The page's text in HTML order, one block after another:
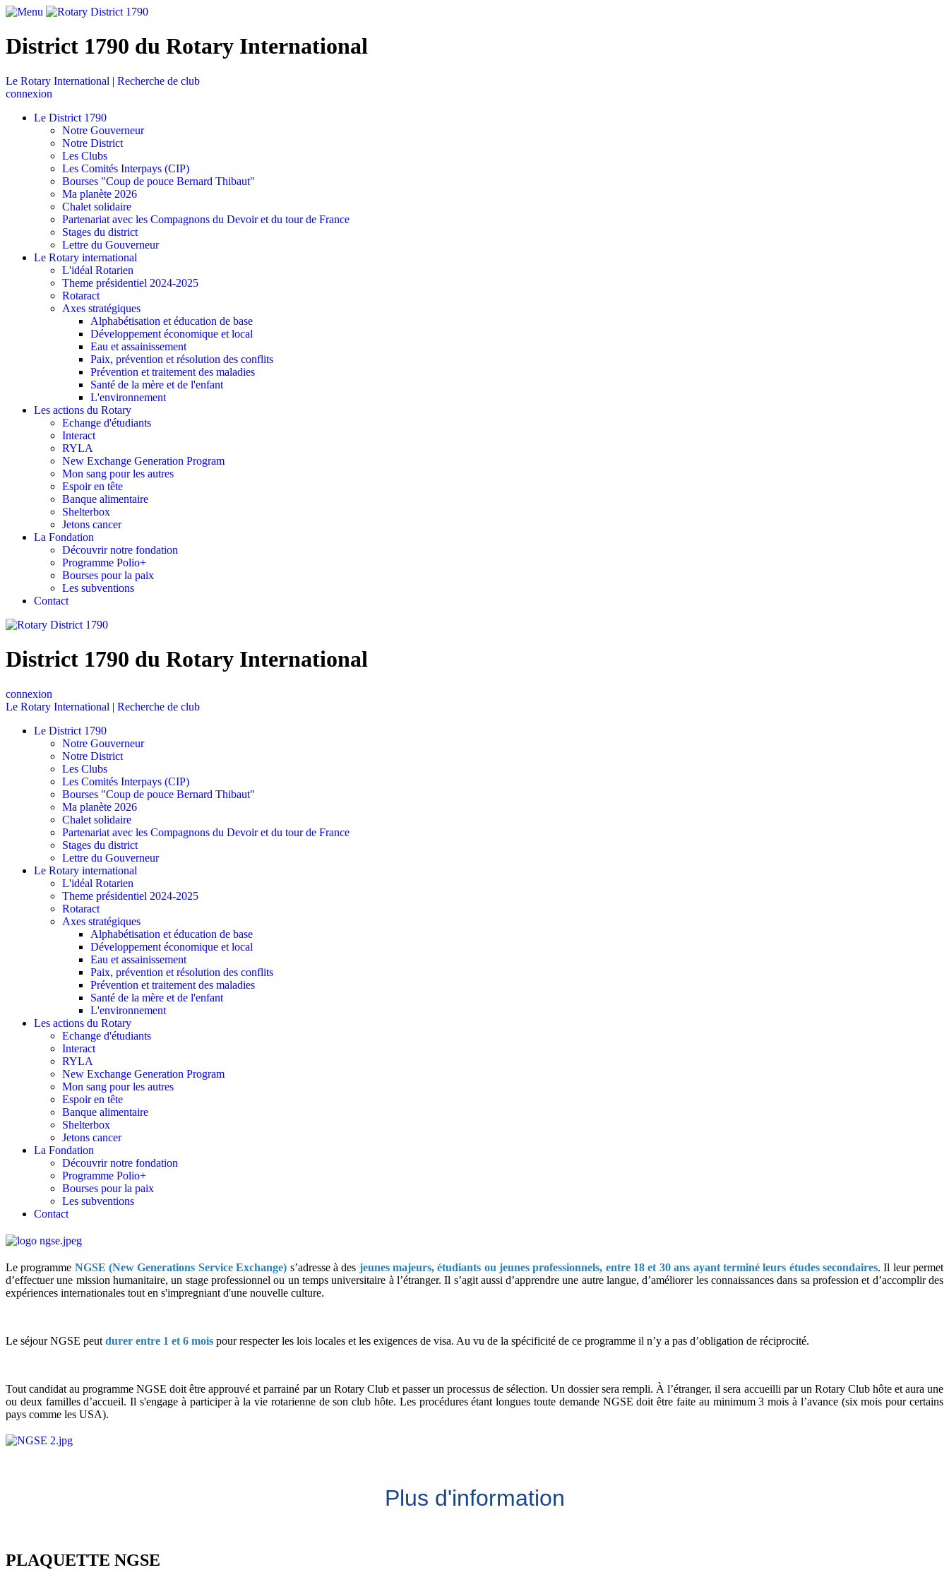
District 1790 du Rotary International
Le Rotary International | Recherche de club
connexion
Le District 1790
Notre Gouverneur
Notre District
Les Clubs
Les Comités Interpays (CIP)
Bourses "Coup de pouce Bernard Thibaut"
Ma planète 2026
Chalet solidaire
Partenariat avec les Compagnons du Devoir et du tour de France
Stages du district
Lettre du Gouverneur
Le Rotary international
L'idéal Rotarien
Theme présidentiel 2024-2025
Rotaract
Axes stratégiques
Alphabétisation et éducation de base
Développement économique et local
Eau et assainissement
Paix, prévention et résolution des conflits
Prévention et traitement des maladies
Santé de la mère et de l'enfant
L'environnement
Les actions du Rotary
Echange d'étudiants
Interact
RYLA
New Exchange Generation Program
Mon sang pour les autres
Espoir en tête
Banque alimentaire
Shelterbox
Jetons cancer
La Fondation
Découvrir notre fondation
Programme Polio+
Bourses pour la paix
Les subventions
Contact
District 1790 du Rotary International
connexion
Le Rotary International | Recherche de club
Le District 1790
Notre Gouverneur
Notre District
Les Clubs
Les Comités Interpays (CIP)
Bourses "Coup de pouce Bernard Thibaut"
Ma planète 2026
Chalet solidaire
Partenariat avec les Compagnons du Devoir et du tour de France
Stages du district
Lettre du Gouverneur
Le Rotary international
L'idéal Rotarien
Theme présidentiel 2024-2025
Rotaract
Axes stratégiques
Alphabétisation et éducation de base
Développement économique et local
Eau et assainissement
Paix, prévention et résolution des conflits
Prévention et traitement des maladies
Santé de la mère et de l'enfant
L'environnement
Les actions du Rotary
Echange d'étudiants
Interact
RYLA
New Exchange Generation Program
Mon sang pour les autres
Espoir en tête
Banque alimentaire
Shelterbox
Jetons cancer
La Fondation
Découvrir notre fondation
Programme Polio+
Bourses pour la paix
Les subventions
Contact
Le programme NGSE (New Generations Service Exchange) s’adresse à des jeunes majeurs, étudiants ou jeunes professionnels, entre 18 et 30 ans ayant terminé leurs études secondaires. Il leur permet
d’effectuer une mission humanitaire, un stage professionnel ou un temps universitaire à l’étranger. Il s’agit aussi d’apprendre une autre langue, d’améliorer les connaissances dans sa profession et d’accomplir des
expériences internationales tout en s'impregniant d'une nouvelle culture.
Le séjour NGSE peut durer entre 1 et 6 mois pour respecter les lois locales et les exigences de visa. Au vu de la spécificité de ce programme il n’y a pas d’obligation de réciprocité.
Tout candidat au programme NGSE doit être approuvé et parrainé par un Rotary Club et passer un processus de sélection. Un dossier sera rempli. À l’étranger, il sera accueilli par un Rotary Club hôte et aura une
ou deux familles d’accueil. Il s'engage à participer à la vie rotarienne de son club hôte. Les procédures étant longues toute demande NGSE doit être faite au minimum 3 mois à l’avance (six mois pour certains
pays comme les USA).
Plus d'information
PLAQUETTE NGSE